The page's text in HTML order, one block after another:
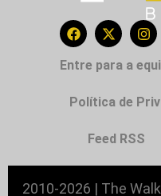
Entre para a
Política de
Feed RSS
2010-2026 | The